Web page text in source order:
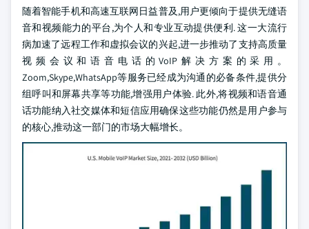
随着智能手机和高速互联网日益普及,用户更倾向于提供无缝语
音和视频能力的平台,为个人和专业互动提供便利. 这一大流行
病加速了远程工作和虚拟会议的兴起,进一步推动了支持高质量
视频会议和语音电话的VoIP解决方案的采用。
Zoom,Skype,WhatsApp等服务已经成为沟通的必备条件,提供分
组呼叫和屏幕共享等功能,增强用户体验. 此外,将视频和语音通
话功能纳入社交媒体和短信应用确保这些功能仍然是用户参与
的核心,推动这一部门的市场大幅增长。